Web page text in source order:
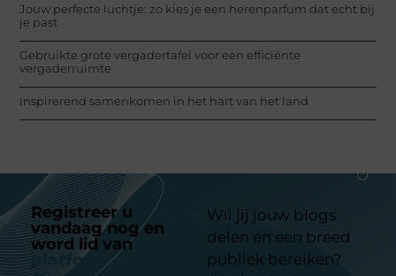
Jouw perfecte luchtje: zo kies je een herenparfum dat echt bij
je past
Gebruikte grote vergadertafel voor een efficiënte
vergaderruimte
Inspirerend samenkomen in het hart van het land
Registreer u
vandaag nog en
word lid van
platform
Wil jij jouw blogs
delen en een breed
publiek bereiken?